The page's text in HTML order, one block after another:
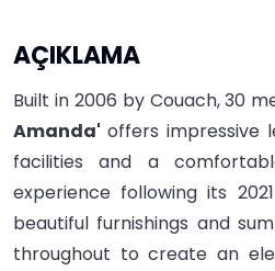
AÇIKLAMA
Built in 2006 by Couach, 30
Amanda' offers impressive
facilities and a
experience following its
beautiful furnishings and
throughout to create an